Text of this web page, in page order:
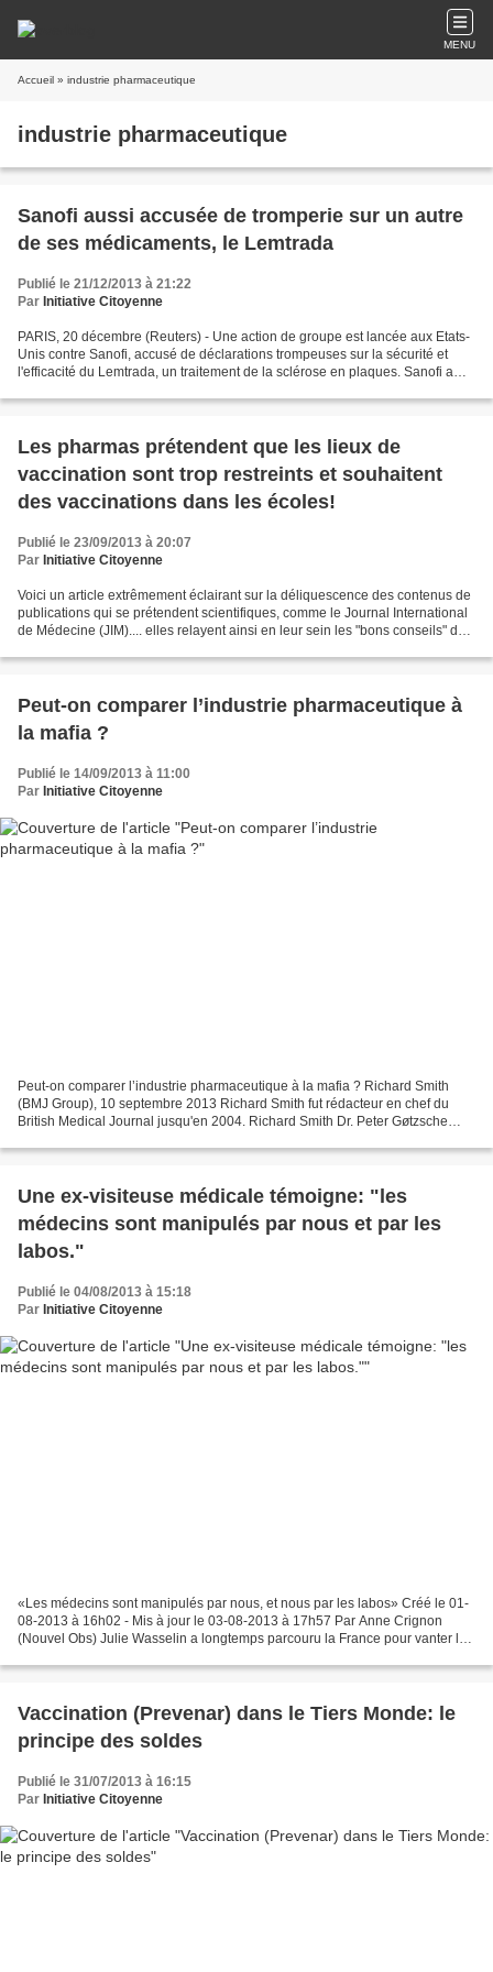
MENU
Accueil » industrie pharmaceutique
industrie pharmaceutique
Sanofi aussi accusée de tromperie sur un autre
de ses médicaments, le Lemtrada
Publié le 21/12/2013 à 21:22
Par Initiative Citoyenne
PARIS, 20 décembre (Reuters) - Une action de groupe est lancée aux Etats-
Unis contre Sanofi, accusé de déclarations trompeuses sur la sécurité et
l'efficacité du Lemtrada, un traitement de la sclérose en plaques. Sanofi a
Les pharmas prétendent que les lieux de
vaccination sont trop restreints et souhaitent
des vaccinations dans les écoles!
Publié le 23/09/2013 à 20:07
Par Initiative Citoyenne
Voici un article extrêmement éclairant sur la déliquescence des contenus de
publications qui se prétendent scientifiques, comme le Journal International
de Médecine (JIM).... elles relayent ainsi en leur sein les "bons conseils" des
Peut-on comparer l’industrie pharmaceutique à
la mafia ?
Publié le 14/09/2013 à 11:00
Par Initiative Citoyenne
Peut-on comparer l’industrie pharmaceutique à la mafia ? Richard Smith
(BMJ Group), 10 septembre 2013 Richard Smith fut rédacteur en chef du
British Medical Journal jusqu'en 2004. Richard Smith Dr. Peter Gøtzsche
Une ex-visiteuse médicale témoigne: "les
médecins sont manipulés par nous et par les
labos."
Publié le 04/08/2013 à 15:18
Par Initiative Citoyenne
«Les médecins sont manipulés par nous, et nous par les labos» Créé le 01-
08-2013 à 16h02 - Mis à jour le 03-08-2013 à 17h57 Par Anne Crignon
(Nouvel Obs) Julie Wasselin a longtemps parcouru la France pour vanter les
Vaccination (Prevenar) dans le Tiers Monde: le
principe des soldes
Publié le 31/07/2013 à 16:15
Par Initiative Citoyenne